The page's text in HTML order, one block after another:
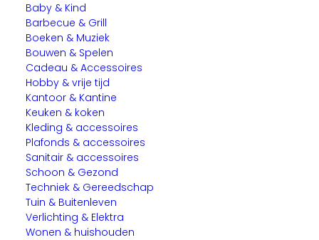
Baby & Kind
Barbecue & Grill
Boeken & Muziek
Bouwen & Spelen
Cadeau & Accessoires
Hobby & vrije tijd
Kantoor & Kantine
Keuken & koken
Kleding & accessoires
Plafonds & accessoires
Sanitair & accessoires
Schoon & Gezond
Techniek & Gereedschap
Tuin & Buitenleven
Verlichting & Elektra
Wonen & huishouden
Home Circle Use